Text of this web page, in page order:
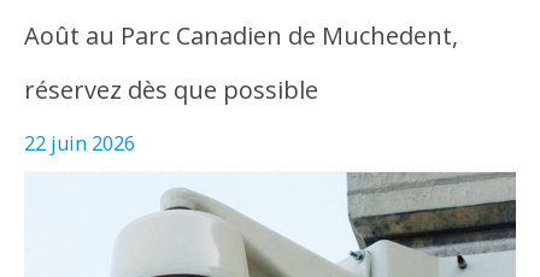
Août au Parc Canadien de Muchedent,
réservez dès que possible
22 juin 2026